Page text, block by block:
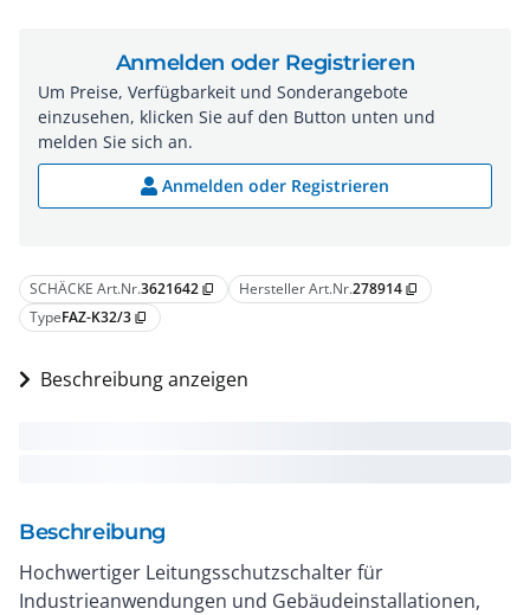
SCHÄCKE Art.Nr.3621642 content_copy Hersteller Art.Nr.278914 content_copy
TypeFAZ-K32/3 content_copy
Beschreibung anzeigen
Beschreibung
Hochwertiger Leitungsschutzschalter für
Industrieanwendungen und Gebäudeinstallationen,
Anmelden oder Registrieren
Um Preise, Verfügbarkeit und Sonderangebote
einzusehen, klicken Sie auf den Button unten und
melden Sie sich an.
Anmelden oder Registrieren